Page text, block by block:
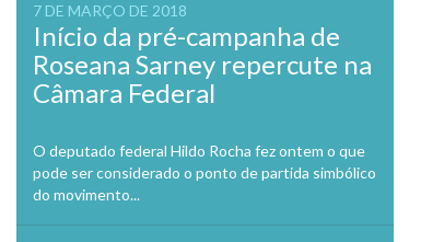
7 DE MARÇO DE 2018
Início da pré-campanha de
Roseana Sarney repercute na
Câmara Federal
O deputado federal Hildo Rocha fez ontem o que
pode ser considerado o ponto de partida simbólico
do movimento...